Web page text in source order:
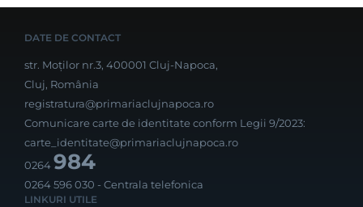
DATE DE CONTACT
str. Moților nr.3, 400001 Cluj-Napoca,
Cluj, România
registratura@primariaclujnapoca.ro
Comunicare carte de identitate conform Legii 9/2023:
carte_identitate@primariaclujnapoca.ro
0264984
0264 596 030 - Centrala telefonica
LINKURI UTILE